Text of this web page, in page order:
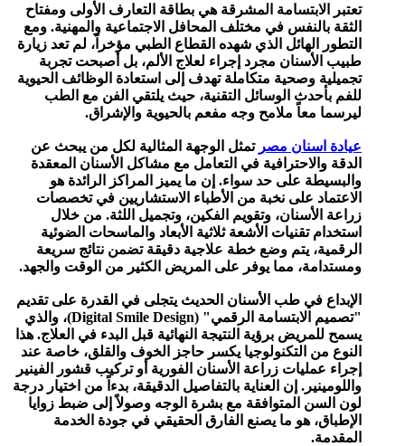
تعتبر الابتسامة المشرقة هي بطاقة التعارف الأولى ومفتاح
الثقة بالنفس في مختلف المحافل الاجتماعية والمهنية. ومع
التطور الهائل الذي شهده القطاع الطبي مؤخراً، لم تعد زيارة
طبيب الأسنان مجرد إجراء لعلاج الألم، بل أصبحت تجربة
تجميلية وصحية متكاملة تهدف إلى استعادة الوظائف الحيوية
للفم بأحدث الوسائل التقنية، حيث يلتقي الفن مع الطب
ليرسما معاً ملامح وجه مفعم بالحيوية والإشراق.
عيادة اسنان مصر تمثل الوجهة المثالية لكل من يبحث عن
الدقة والاحترافية في التعامل مع مشاكل الأسنان المعقدة
والبسيطة على حد سواء. إن ما يميز المراكز الرائدة هو
الاعتماد على نخبة من الأطباء الاستشاريين في تخصصات
زراعة الأسنان، وتقويم الفكين، وتجميل اللثة. من خلال
استخدام تقنيات الأشعة ثلاثية الأبعاد والماسحات الضوئية
الرقمية، يتم وضع خطة علاجية دقيقة تضمن نتائج سريعة
ومستدامة، مما يوفر على المريض الكثير من الوقت والجهد.
الإبداع في طب الأسنان الحديث يتجلى في القدرة على تقديم
"تصميم الابتسامة الرقمي" (Digital Smile Design)، والذي
يسمح للمريض برؤية النتيجة النهائية قبل البدء في العلاج. هذا
النوع من التكنولوجيا يكسر حاجز الخوف والقلق، خاصة عند
إجراء عمليات زراعة الأسنان الفورية أو تركيب قشور الفينير
واللومينير. إن العناية بالتفاصيل الدقيقة، بدءاً من اختيار درجة
لون السن المتوافقة مع بشرة الوجه وصولاً إلى ضبط زوايا
الإطباق، هو ما يصنع الفارق الحقيقي في جودة الخدمة
المقدمة.